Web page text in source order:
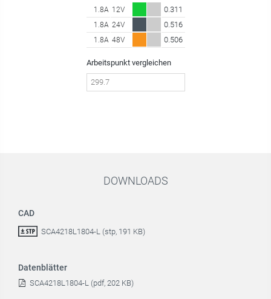
1.8A 12V 0.311
1.8A 24V 0.516
1.8A 48V 0.506
Arbeitspunkt vergleichen
DOWNLOADS
CAD
SCA4218L1804-L (stp, 191 KB)
Datenblätter
SCA4218L1804-L (pdf, 202 KB)